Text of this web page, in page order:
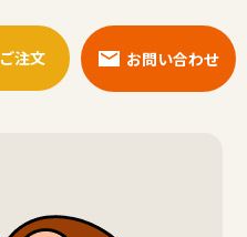
ご注文 お問い合わせ